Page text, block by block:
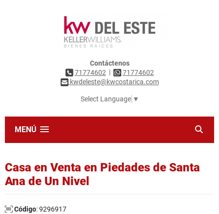
Contáctenos
71774602 |
71774602
kwdeleste@kwcostarica.com
Select Language ▼
MENÚ
Casa en Venta en Piedades de Santa
Ana de Un Nivel
Código: 9296917